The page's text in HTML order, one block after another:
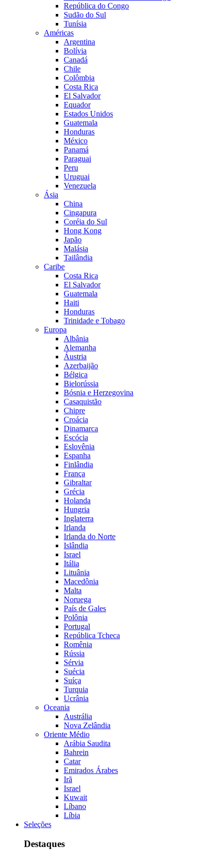
República do Congo
Sudão do Sul
Tunísia
Américas
Argentina
Bolívia
Canadá
Chile
Colômbia
Costa Rica
El Salvador
Equador
Estados Unidos
Guatemala
Honduras
México
Panamá
Paraguai
Peru
Uruguai
Venezuela
Ásia
China
Cingapura
Coréia do Sul
Hong Kong
Japão
Malásia
Tailândia
Caribe
Costa Rica
El Salvador
Guatemala
Haiti
Honduras
Trinidade e Tobago
Europa
Albânia
Alemanha
Áustria
Azerbaijão
Bélgica
Bielorússia
Bósnia e Herzegovina
Casaquistão
Chipre
Croácia
Dinamarca
Escócia
Eslovênia
Espanha
Finlândia
França
Gibraltar
Grécia
Holanda
Hungria
Inglaterra
Irlanda
Irlanda do Norte
Islândia
Israel
Itália
Lituânia
Macedônia
Malta
Noruega
País de Gales
Polônia
Portugal
República Tcheca
Romênia
Rússia
Sérvia
Suécia
Suíça
Turquia
Ucrânia
Oceania
Austrália
Nova Zelândia
Oriente Médio
Arábia Saudita
Bahrein
Catar
Emirados Árabes
Irã
Israel
Kuwait
Líbano
Líbia
Seleções
Destaques